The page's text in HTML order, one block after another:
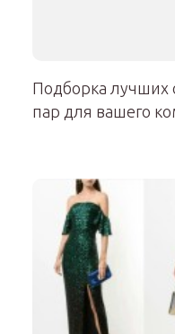
Подборка лучших
пар для вашего